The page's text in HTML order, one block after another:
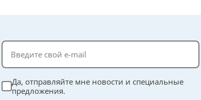
Да, отправляйте мне новости и специальные
предложения.